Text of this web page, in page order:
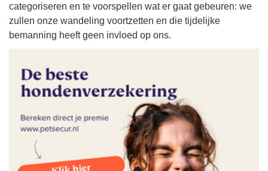
categoriseren en te voorspellen wat er gaat gebeuren: we
zullen onze wandeling voortzetten en die tijdelijke
bemanning heeft geen invloed op ons.